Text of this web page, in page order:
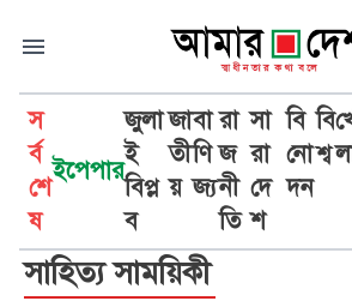
স
র্ব
শে
ষ
ইপেপার
জুলা
ই
বিপ্ল
ব
জা
তী
য়
বা
ণি
জ্য
রা
জ
নী
তি
সা
রা
দে
শ
বি
নো
দন
বি
শ্ব
সাহিত্য সাময়িকী